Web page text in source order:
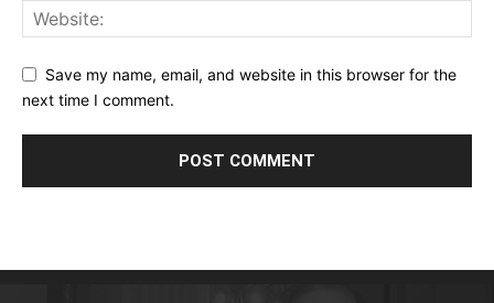
Save my name, email, and website in this browser for the
next time I comment.